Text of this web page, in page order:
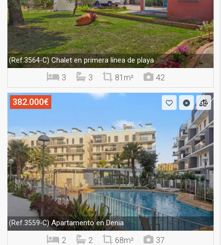
(Ref.3564-C)Chalet en primera línea de playa
3 3 81m² 42
382.000€
(Ref.3559-C)Apartamento en Denia
2 2 68m² 37